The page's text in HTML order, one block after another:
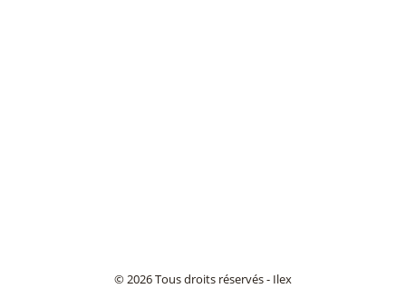
© 2026 Tous droits réservés - Ilex